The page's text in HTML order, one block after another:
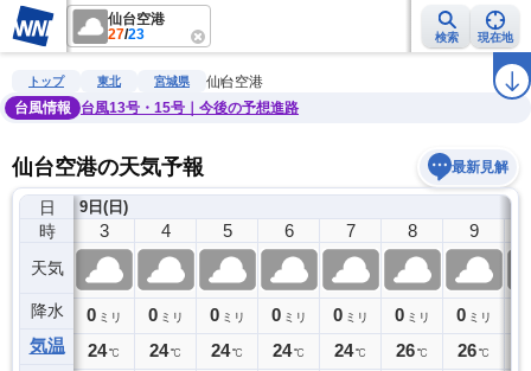
仙台空港
27/23 検索 現在地
雨雲レーダー 台風情報 地震情報 ラ
トップ 東北 宮城県
仙台空港
台風情報
台風13号・15号｜今後の予想進路
仙台空港の天気予報 最新見解
日
時
天気
降水
気温
9日(日)
2
0ミリ
24℃
3
0 ミリ
24℃
4
0 ミリ
24℃
5
0 ミリ
24℃
6
0 ミリ
24℃
7
0 ミリ
24℃
8
0 ミリ
26℃
9
0 ミリ
26℃